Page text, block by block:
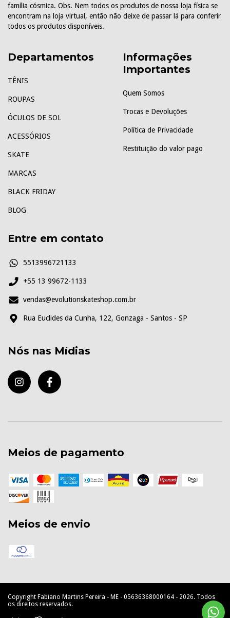
família cósmica. Obs. Nem todos os produtos de nossa loja física se
encontram na loja virtual, então não deixe de passar lá para conferir
todos os produtos disponíveis.
Departamentos
TÊNIS
ROUPAS
ÓCULOS DE SOL
ACESSÓRIOS
SKATE
MARCAS
BLACK FRIDAY
BLOG
Informações
Importantes
Quem Somos
Trocas e Devoluções
Política de Privacidade
Restituição do valor pago
Entre em contato
5513996721133
+55 13 99672-1133
vendas@evolutionskateshop.com.br
Rua Euclides da Cunha, 122, Gonzaga - Santos - SP
Nós nas Mídias
Meios de pagamento
Meios de envio
Copyright Fabiano Martins Pereira - ME - 05636368000164 - 2026. Todos
os direitos reservados.